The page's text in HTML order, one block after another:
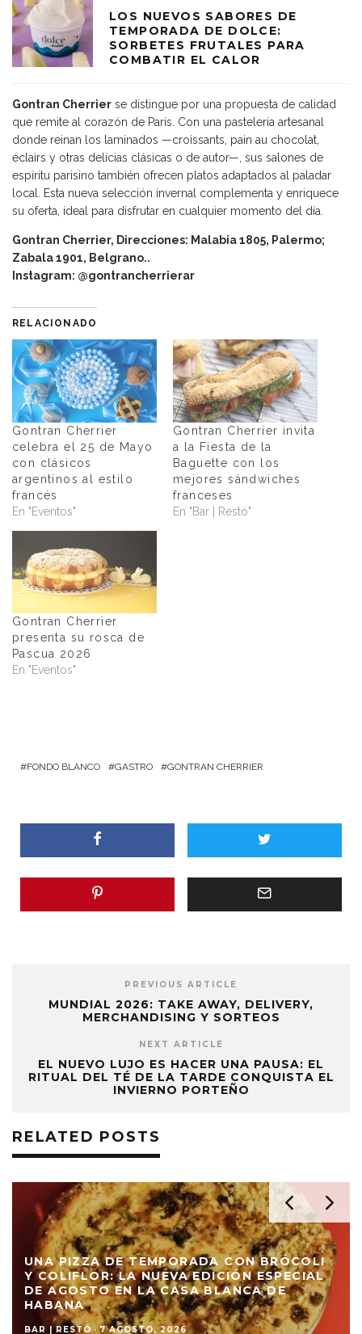
LOS NUEVOS SABORES DE
TEMPORADA DE DOLCE:
SORBETES FRUTALES PARA
COMBATIR EL CALOR
Gontran Cherrier se distingue por una propuesta de calidad
que remite al corazón de París. Con una pastelería artesanal
donde reinan los laminados —croissants, pain au chocolat,
éclairs y otras delicias clásicas o de autor—, sus salones de
espíritu parisino también ofrecen platos adaptados al paladar
local. Esta nueva selección invernal complementa y enriquece
su oferta, ideal para disfrutar en cualquier momento del día.
Gontran Cherrier, Direcciones: Malabia 1805, Palermo;
Zabala 1901, Belgrano..
Instagram: @gontrancherrierar
RELACIONADO
Gontran Cherrier
celebra el 25 de Mayo
con clásicos
argentinos al estilo
francés
En "Eventos"
Gontran Cherrier invita
a la Fiesta de la
Baguette con los
mejores sándwiches
franceses
En "Bar | Restó"
Gontran Cherrier
presenta su rosca de
Pascua 2026
En "Eventos"
FONDO BLANCO GASTRO GONTRAN CHERRIER
PREVIOUS ARTICLE
MUNDIAL 2026: TAKE AWAY, DELIVERY,
MERCHANDISING Y SORTEOS
NEXT ARTICLE
EL NUEVO LUJO ES HACER UNA PAUSA: EL
RITUAL DEL TÉ DE LA TARDE CONQUISTA EL
INVIERNO PORTEÑO
RELATED POSTS
UNA PIZZA DE TEMPORADA CON BRÓCOLI
Y COLIFLOR: LA NUEVA EDICIÓN ESPECIAL
DE AGOSTO EN LA CASA BLANCA DE
HABANA
BAR | RESTÓ · 7 AGOSTO, 2026